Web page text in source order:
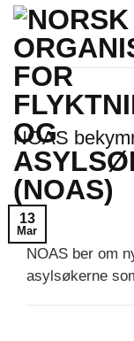
Skip
content
NOAS
13
Mar
NOAS ber om
asylsøkerne